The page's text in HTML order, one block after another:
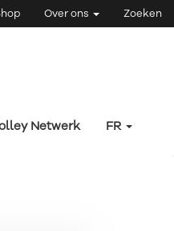
Over ons Zoeken
Netwerk FR